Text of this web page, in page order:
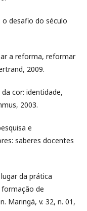
o desafio do século
a reforma, reformar
2009.
cor: identidade,
2003.
e
saberes docentes
da prática
de
Maringá, v. 32, n. 01,